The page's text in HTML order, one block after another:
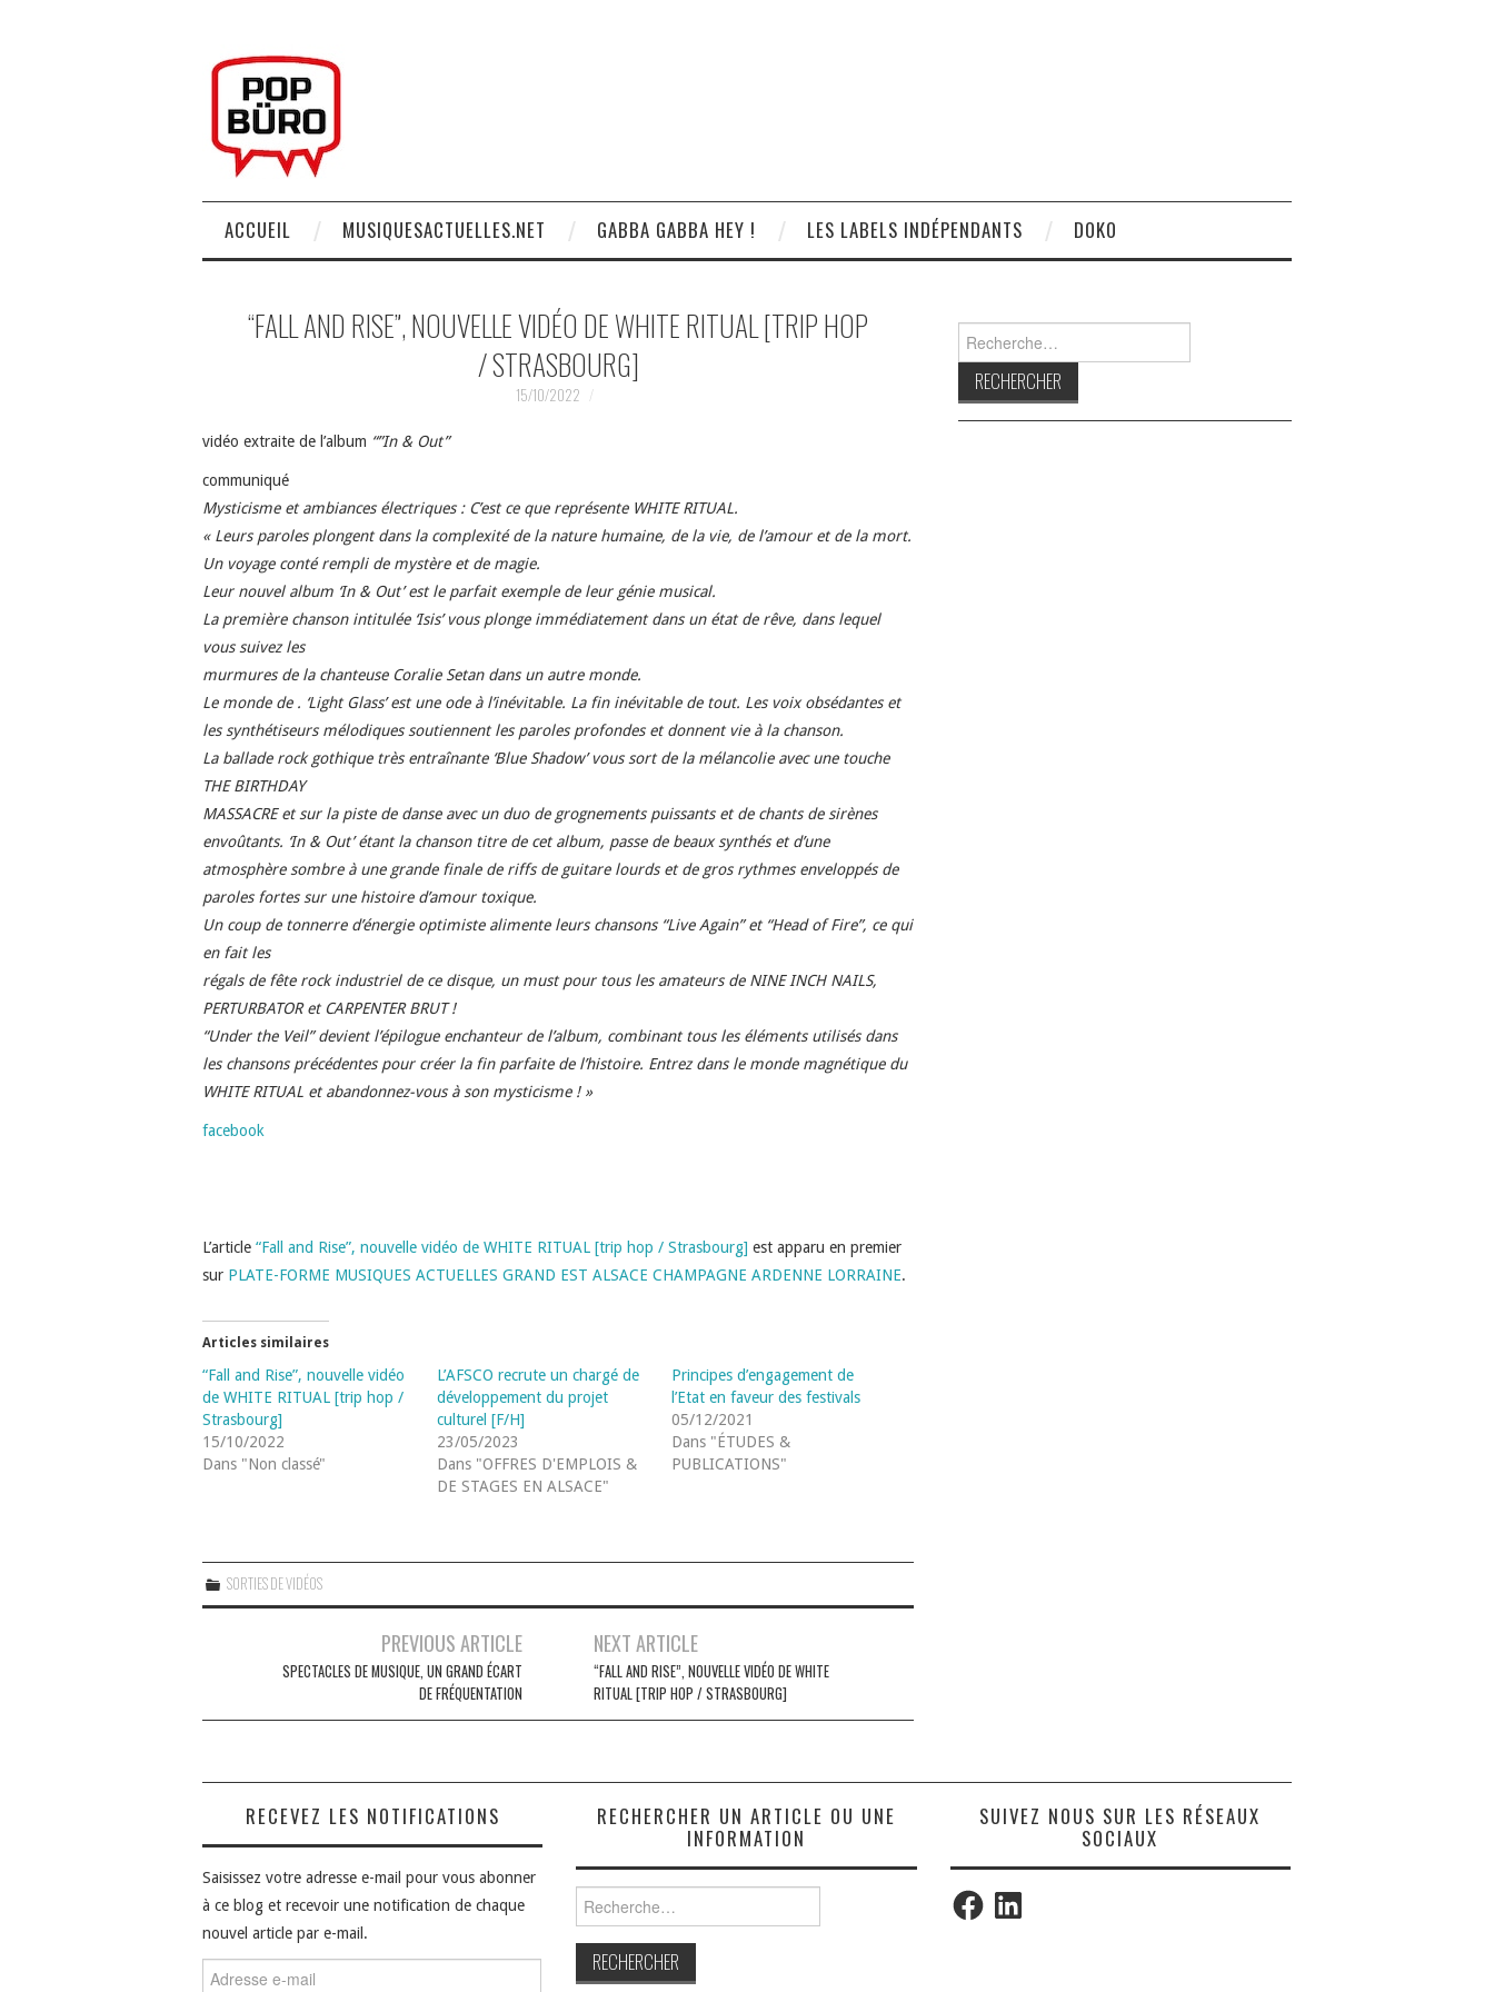
ACCUEIL MUSIQUESACTUELLES.NET GABBA GABBA HEY ! LES LABELS INDÉPENDANTS DOKO
“FALL AND RISE”, NOUVELLE VIDÉO DE WHITE RITUAL [TRIP HOP
/ STRASBOURG]
15/10/2022
vidéo extraite de l’album “”In & Out”
communiqué
Mysticisme et ambiances électriques : C’est ce que représente WHITE RITUAL.
« Leurs paroles plongent dans la complexité de la nature humaine, de la vie, de l’amour et de la mort.
Un voyage conté rempli de mystère et de magie.
Leur nouvel album ‘In & Out’ est le parfait exemple de leur génie musical.
La première chanson intitulée ‘Isis’ vous plonge immédiatement dans un état de rêve, dans lequel
vous suivez les
murmures de la chanteuse Coralie Setan dans un autre monde.
Le monde de . ‘Light Glass’ est une ode à l’inévitable. La fin inévitable de tout. Les voix obsédantes et
les synthétiseurs mélodiques soutiennent les paroles profondes et donnent vie à la chanson.
La ballade rock gothique très entraînante ‘Blue Shadow’ vous sort de la mélancolie avec une touche
THE BIRTHDAY
MASSACRE et sur la piste de danse avec un duo de grognements puissants et de chants de sirènes
envoûtants. ‘In & Out’ étant la chanson titre de cet album, passe de beaux synthés et d’une
atmosphère sombre à une grande finale de riffs de guitare lourds et de gros rythmes enveloppés de
paroles fortes sur une histoire d’amour toxique.
Un coup de tonnerre d’énergie optimiste alimente leurs chansons “Live Again” et “Head of Fire”, ce qui
en fait les
régals de fête rock industriel de ce disque, un must pour tous les amateurs de NINE INCH NAILS,
PERTURBATOR et CARPENTER BRUT !
“Under the Veil” devient l’épilogue enchanteur de l’album, combinant tous les éléments utilisés dans
les chansons précédentes pour créer la fin parfaite de l’histoire. Entrez dans le monde magnétique du
WHITE RITUAL et abandonnez-vous à son mysticisme ! »
facebook
L’article “Fall and Rise”, nouvelle vidéo de WHITE RITUAL [trip hop / Strasbourg] est apparu en premier
sur PLATE-FORME MUSIQUES ACTUELLES GRAND EST ALSACE CHAMPAGNE ARDENNE LORRAINE.
Articles similaires
“Fall and Rise”, nouvelle vidéo
de WHITE RITUAL [trip hop /
Strasbourg]
15/10/2022
Dans "Non classé"
L’AFSCO recrute un chargé de
développement du projet
culturel [F/H]
23/05/2023
Dans "OFFRES D'EMPLOIS &
DE STAGES EN ALSACE"
Principes d’engagement de
l’Etat en faveur des festivals
05/12/2021
Dans "ÉTUDES &
PUBLICATIONS"
SORTIES DE VIDÉOS
PREVIOUS ARTICLE
SPECTACLES DE MUSIQUE, UN GRAND ÉCART
DE FRÉQUENTATION
NEXT ARTICLE
“FALL AND RISE”, NOUVELLE VIDÉO DE WHITE
RITUAL [TRIP HOP / STRASBOURG]
RECEVEZ LES NOTIFICATIONS
Saisissez votre adresse e-mail pour vous abonner
à ce blog et recevoir une notification de chaque
nouvel article par e-mail.
RECHERCHER UN ARTICLE OU UNE
INFORMATION
SUIVEZ NOUS SUR LES RÉSEAUX
SOCIAUX
FacebookLinkedIn